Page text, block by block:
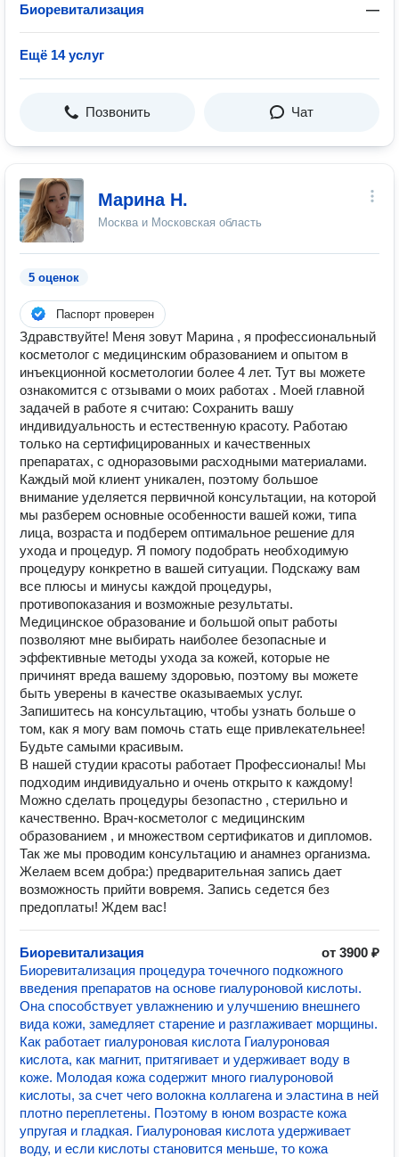
Биоревитализация —
Ещё 14 услуг
Позвонить Чат
Марина Н.
Москва и Московская область
5 оценок
Паспорт проверен
Здравствуйте! Меня зовут Марина , я профессиональный
косметолог с медицинским образованием и опытом в
инъекционной косметологии более 4 лет. Тут вы можете
ознакомится с отзывами о моих работах . Моей главной
задачей в работе я считаю: Сохранить вашу
индивидуальность и естественную красоту. Работаю
только на сертифицированных и качественных
препаратах, с одноразовыми расходными материалами.
Каждый мой клиент уникален, поэтому большое
внимание уделяется первичной консультации, на которой
мы разберем основные особенности вашей кожи, типа
лица, возраста и подберем оптимальное решение для
ухода и процедур. Я помогу подобрать необходимую
процедуру конкретно в вашей ситуации. Подскажу вам
все плюсы и минусы каждой процедуры,
противопоказания и возможные результаты.
Медицинское образование и большой опыт работы
позволяют мне выбирать наиболее безопасные и
эффективные методы ухода за кожей, которые не
причинят вреда вашему здоровью, поэтому вы можете
быть уверены в качестве оказываемых услуг.
Запишитесь на консультацию, чтобы узнать больше о
том, как я могу вам помочь стать еще привлекательнее!
Будьте самыми красивым.
В нашей студии красоты работает Профессионалы! Мы
подходим индивидуально и очень открыто к каждому!
Можно сделать процедуры безопастно , стерильно и
качественно. Врач-косметолог с медицинским
образованием , и множеством сертификатов и дипломов.
Так же мы проводим консультацию и анамнез организма.
Желаем всем добра:) предварительная запись дает
возможность прийти вовремя. Запись седется без
предоплаты! Ждем вас!
Биоревитализация
от 3900 ₽
Биоревитализация процедура точечного подкожного
введения препаратов на основе гиалуроновой кислоты.
Она способствует увлажнению и улучшению внешнего
вида кожи, замедляет старение и разглаживает морщины.
Как работает гиалуроновая кислота Гиалуроновая
кислота, как магнит, притягивает и удерживает воду в
коже. Молодая кожа содержит много гиалуроновой
кислоты, за счет чего волокна коллагена и эластина в ней
плотно переплетены. Поэтому в юном возрасте кожа
упругая и гладкая. Гиалуроновая кислота удерживает
воду, и если кислоты становится меньше, то кожа